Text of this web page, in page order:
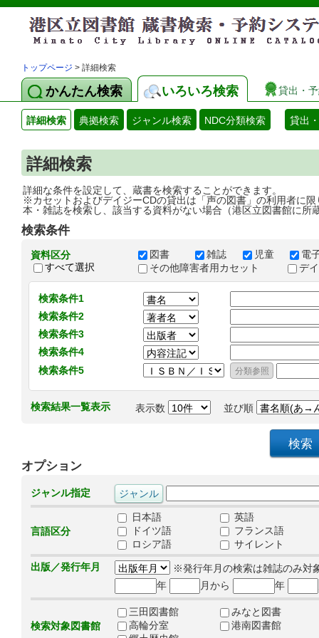
トップページ > 詳細検索
かんたん検索 いろいろ検索 貸出・
詳細検索 典拠検索 ジャンル検索 NDC分類検索 貸出
詳細検索
詳細な条件を設定して、蔵書を検索することができます。
※カセットおよびデイジーCDの貸出は「声の図書」の利用者に限
本・雑誌を検索し、該当する資料がない場合（港区立図書館に所
検索条件
資料区分
すべて選択
図書 雑誌 児童
電
その他障害者用カセット
デ
検索条件1
検索条件2
検索条件3
検索条件4
検索条件5
検索結果一覧表示 表示数 並び順
オプション
ジャンル指定
言語区分
日本語
英語
ドイツ語
フランス語
ロシア語
サイレント
出版／発行年月
※発行年月の検索は雑誌のみ対
年
月から 年
検索対象図書館
三田図書館
みなと図書
高輪分室
港南図書館